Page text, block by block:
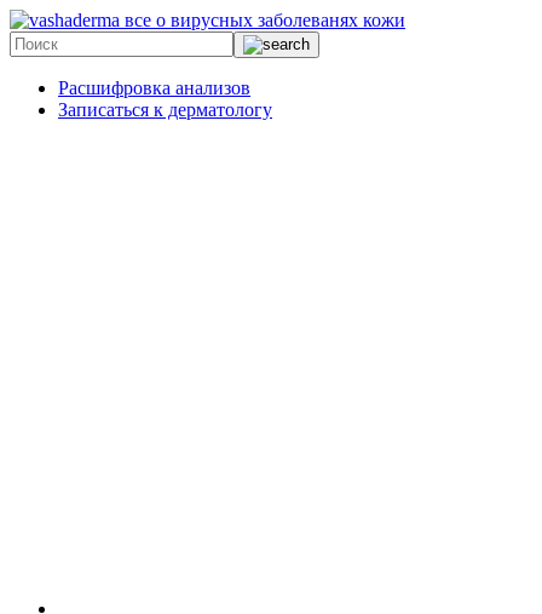
все о вирусных заболеванях кожи
Расшифровка анализов
Записаться к дерматологу